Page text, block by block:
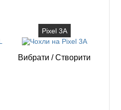
Pixel 3A
Вибрати /Створити